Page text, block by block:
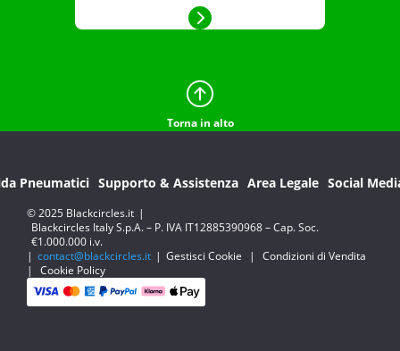
Torna in alto
Pneumatici Supporto & Assistenza Area Legale Social
© 2025 Blackcircles.it |
Blackcircles Italy S.p.A. – P. IVA IT12885390968 – Cap. Soc.
€1.000.000 i.v.
| contact@blackcircles.it | Gestisci Cookie |
Condizioni di Vendita
|
Cookie Policy